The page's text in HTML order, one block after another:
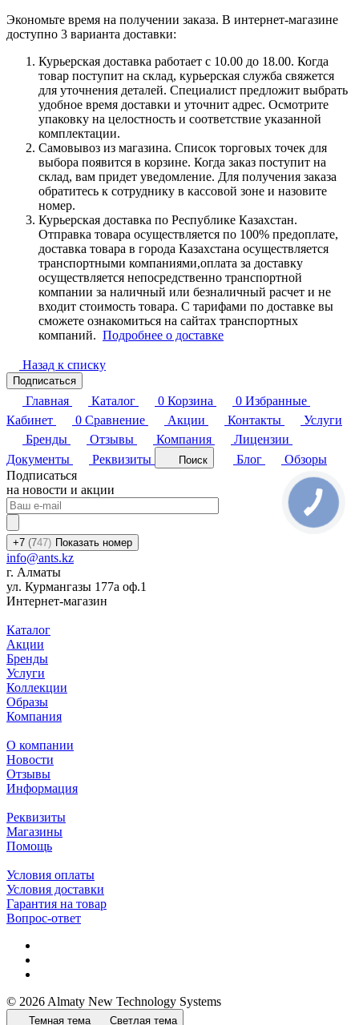
Экономьте время на получении заказа. В интернет-магазине
доступно 3 варианта доставки:
Курьерская доставка работает с 10.00 до 18.00. Когда
товар поступит на склад, курьерская служба свяжется
для уточнения деталей. Специалист предложит выбрать
удобное время доставки и уточнит адрес. Осмотрите
упаковку на целостность и соответствие указанной
комплектации.
Самовывоз из магазина. Список торговых точек для
выбора появится в корзине. Когда заказ поступит на
склад, вам придет уведомление. Для получения заказа
обратитесь к сотруднику в кассовой зоне и назовите
номер.
Курьерская доставка по Республике Казахстан.
Отправка товара осуществляется по 100% предоплате,
доставка товара в города Казахстана осуществляется
транспортными компаниями,оплата за доставку
осуществляется непосредственно транспортной
компании за наличный или безналичный расчет и не
входит стоимость товара. С тарифами по доставке вы
сможете ознакомиться на сайтах транспортных
компаний. Подробнее о доставке
Назад к списку
Подписаться
Главная Каталог 0 Корзина 0 Избранные
Кабинет
0 Сравнение Акции Контакты
Услуги
Бренды
Отзывы Компания
Лицензии
Документы
Реквизиты Поиск Блог
Обзоры
Подписаться
на новости и акции
+7 (747) Показать номер
info@ants.kz
г. Алматы
ул. Курмангазы 177а оф.1
Интернет-магазин
Каталог
Акции
Бренды
Услуги
Коллекции
Образы
Компания
О компании
Новости
Отзывы
Информация
Реквизиты
Магазины
Помощь
Условия оплаты
Условия доставки
Гарантия на товар
Вопрос-ответ
© 2026 Almaty New Technology Systems
Темная тема Светлая тема